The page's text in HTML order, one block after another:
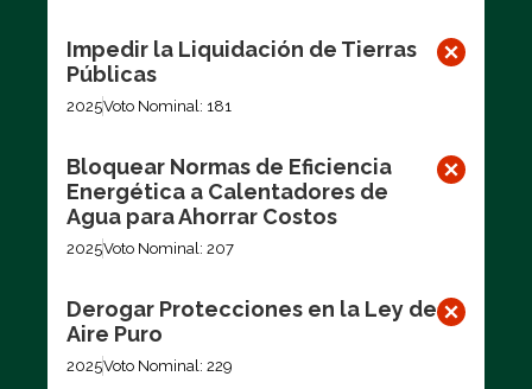
Impedir la Liquidación de Tierras
Públicas
2025Voto Nominal: 181
Bloquear Normas de Eficiencia
Energética a Calentadores de
Agua para Ahorrar Costos
2025Voto Nominal: 207
Derogar Protecciones en la Ley de
Aire Puro
2025Voto Nominal: 229